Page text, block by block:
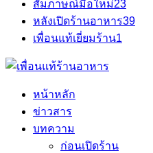
สัมภาษณ์มือใหม่23
หลังเปิดร้านอาหาร39
เพื่อนแท้เยี่ยมร้าน1
หน้าหลัก
ข่าวสาร
บทความ
ก่อนเปิดร้าน